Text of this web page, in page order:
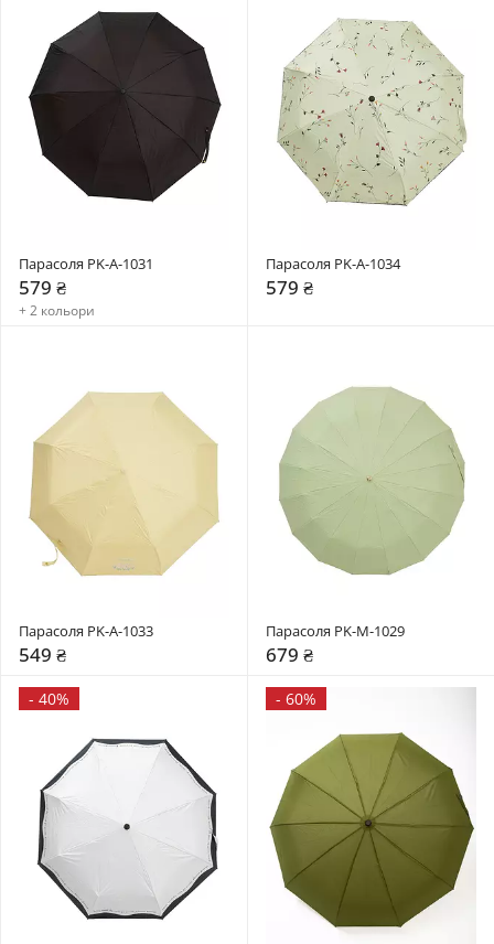
Парасоля PK-A-1031
579 ₴
+ 2 кольори
Парасоля PK-A-1034
579 ₴
Парасоля PK-A-1033
549 ₴
Парасоля PK-М-1029
679 ₴
- 40% - 60%